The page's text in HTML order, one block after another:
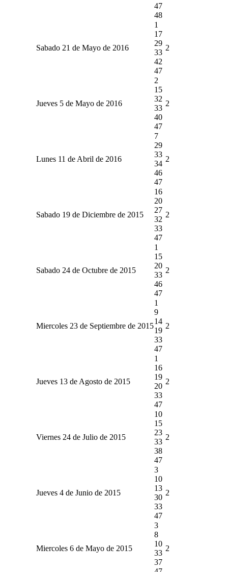
47
48
Sabado 21 de Mayo de 2016
1
17
29
33
42
47
2
Jueves 5 de Mayo de 2016
2
15
32
33
40
47
2
Lunes 11 de Abril de 2016
7
29
33
34
46
47
2
Sabado 19 de Diciembre de 2015
16
20
27
32
33
47
2
Sabado 24 de Octubre de 2015
1
15
20
33
46
47
2
Miercoles 23 de Septiembre de 2015
1
9
14
19
33
47
2
Jueves 13 de Agosto de 2015
1
16
19
20
33
47
2
Viernes 24 de Julio de 2015
10
15
23
33
38
47
2
Jueves 4 de Junio de 2015
3
10
13
30
33
47
2
Miercoles 6 de Mayo de 2015
3
8
10
33
37
2